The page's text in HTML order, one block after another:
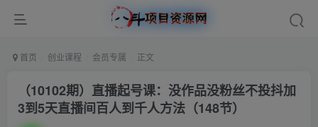
首页 创业课程 会员专属 正文
（10102期）直播起号课：没作品没粉丝不投抖加
3到5天直播间百人到千人方法（148节）